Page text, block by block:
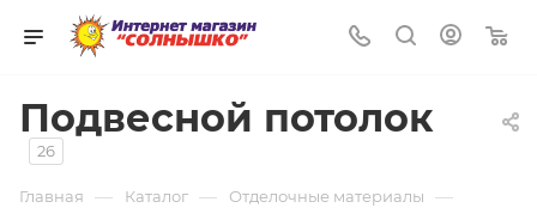
Подвесной потолок
26
Главная — Каталог — Отделочные материалы —